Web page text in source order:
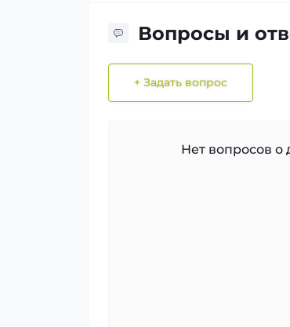
Вопросы и
+ Задать вопрос
Нет вопросов о